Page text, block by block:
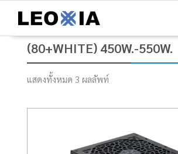
content
(80+WHITE) 450W.-550W.
แสดงทั้งหมด 3 ผลลัพท์